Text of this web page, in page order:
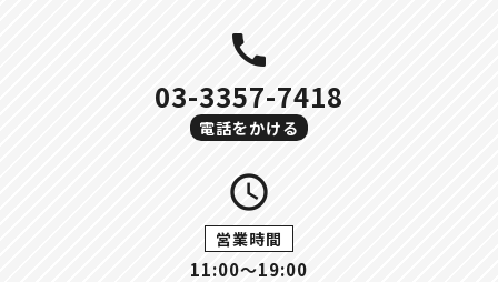
call
03-3357-7418
電話をかける
query_builder
営業時間
11:00〜19:00